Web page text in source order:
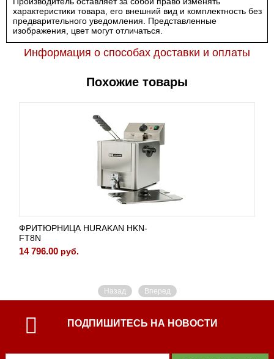
характеристики товара, его внешний вид и комплектность без
предварительного уведомления. Представленные
изображения, цвет могут отличаться.
Информация о способах доставки и оплаты
Похожие товары
ФРИТЮРНИЦА HURAKAN HKN-
FT8N
14 796.00 руб.
Назад Вперед
ПОДПИШИТЕСЬ НА НОВОСТИ